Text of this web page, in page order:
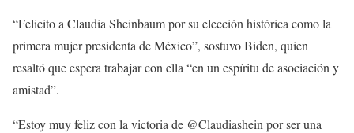
“Felicito a Claudia Sheinbaum por su elección histórica como la
primera mujer presidenta de México”, sostuvo Biden, quien
resaltó que espera trabajar con ella “en un espíritu de asociación y
amistad”.
“Estoy muy feliz con la victoria de @Claudiashein por ser una